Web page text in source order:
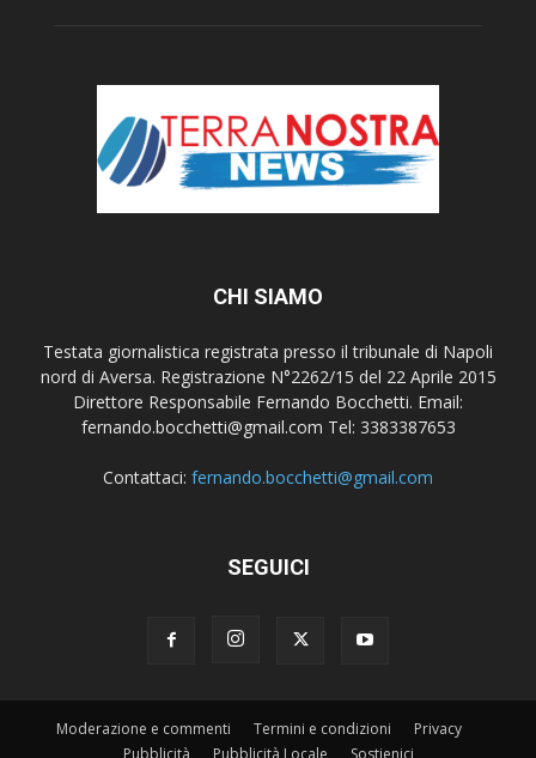
CHI SIAMO
Testata giornalistica registrata presso il tribunale di Napoli
nord di Aversa. Registrazione N°2262/15 del 22 Aprile 2015
Direttore Responsabile Fernando Bocchetti. Email:
fernando.bocchetti@gmail.com Tel: 3383387653
Contattaci: fernando.bocchetti@gmail.com
SEGUICI
Moderazione e commenti Termini e condizioni
Privacy
Pubblicità
Pubblicità Locale Sostienici